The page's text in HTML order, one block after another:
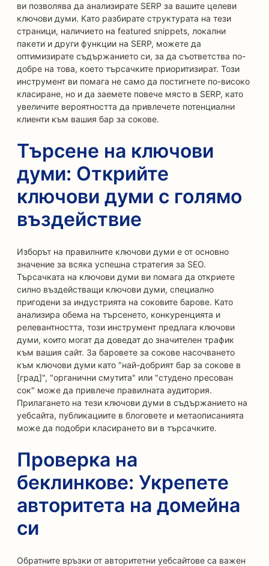
ви позволява да анализирате SERP за вашите целеви
ключови думи. Като разбирате структурата на тези
страници, наличието на featured snippets, локални
пакети и други функции на SERP, можете да
оптимизирате съдържанието си, за да съответства по-
добре на това, което търсачките приоритизират. Този
инструмент ви помага не само да постигнете по-високо
класиране, но и да заемете повече място в SERP, като
увеличите вероятността да привлечете потенциални
клиенти към вашия бар за сокове.
Търсене на ключови
думи: Открийте
ключови думи с голямо
въздействие
Изборът на правилните ключови думи е от основно
значение за всяка успешна стратегия за SEO.
Търсачката на ключови думи ви помага да откриете
силно въздействащи ключови думи, специално
пригодени за индустрията на соковите барове. Като
анализира обема на търсенето, конкуренцията и
релевантността, този инструмент предлага ключови
думи, които могат да доведат до значителен трафик
към вашия сайт. За баровете за сокове насочването
към ключови думи като "най-добрият бар за сокове в
[град]", "органични смутита" или "студено пресован
сок" може да привлече правилната аудитория.
Прилагането на тези ключови думи в съдържанието на
уебсайта, публикациите в блоговете и метаописанията
може да подобри класирането ви в търсачките.
Проверка на
беклинкове: Укрепете
авторитета на домейна
си
Обратните връзки от авторитетни уебсайтове са важен